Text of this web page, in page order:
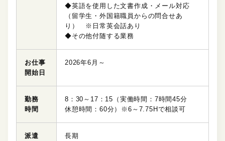
◆英語を使用した文書作成・メール対応
（留学生・外国籍職員からの問合せあ
り） ※日常英会話あり
◆その他付随する業務
お仕事
開始日
2026年6月～
勤務
時間
8：30～17：15（実働時間：7時間45分
休憩時間：60分）※6～7.75Hで相談可
派遣
長期